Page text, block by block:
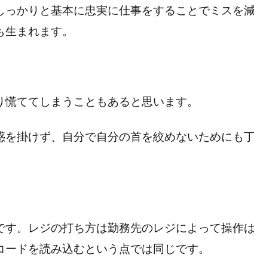
かりと基本に忠実に仕事をすることでミスを
まれます。
ててしまうこともあると思います。
掛けず、自分で自分の首を絞めないためにも
。レジの打ち方は勤務先のレジによって操作は
ドを読み込むという点では同じです。